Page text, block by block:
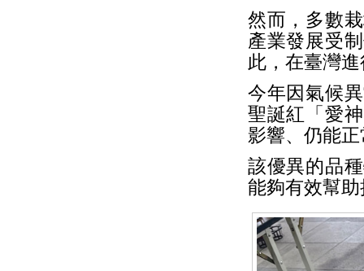
然而，多數
產業發展受
此，在臺灣
今年因氣候
聖誕紅「愛
影響、仍能
該優異的品
能夠有效幫